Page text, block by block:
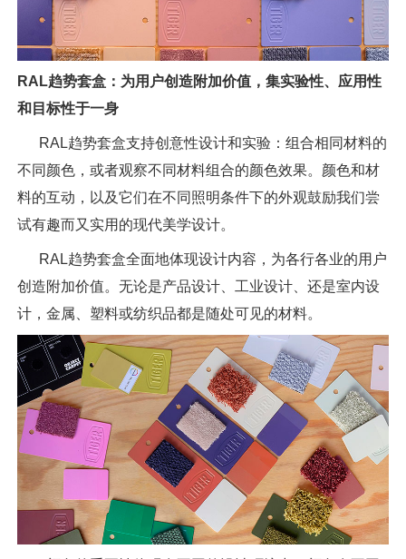
RAL趋势套盒：为用户创造附加价值，集实验性、应用性
和目标性于一身
RAL趋势套盒支持创意性设计和实验：组合相同材料的
不同颜色，或者观察不同材料组合的颜色效果。颜色和材
料的互动，以及它们在不同照明条件下的外观鼓励我们尝
试有趣而又实用的现代美学设计。
RAL趋势套盒全面地体现设计内容，为各行各业的用户
创造附加价值。无论是产品设计、工业设计、还是室内设
计，金属、塑料或纺织品都是随处可见的材料。